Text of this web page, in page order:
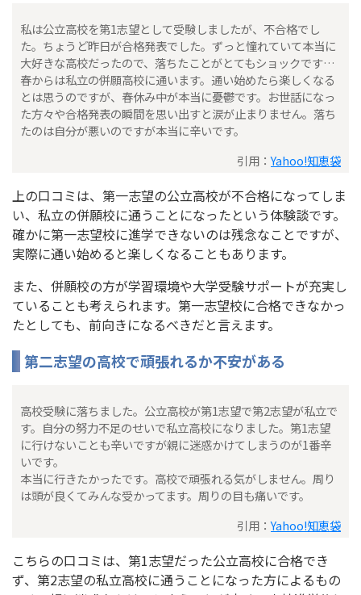
私は公立高校を第1志望として受験しましたが、不合格でし
た。ちょうど昨日が合格発表でした。ずっと憧れていて本当に
大好きな高校だったので、落ちたことがとてもショックです…
春からは私立の併願高校に通います。通い始めたら楽しくなる
とは思うのですが、春休み中が本当に憂鬱です。お世話になっ
た方々や合格発表の瞬間を思い出すと涙が止まりません。落ち
たのは自分が悪いのですが本当に辛いです。
引用：Yahoo!知恵袋
上の口コミは、第一志望の公立高校が不合格になってしま
い、私立の併願校に通うことになったという体験談です。
確かに第一志望校に進学できないのは残念なことですが、
実際に通い始めると楽しくなることもあります。
また、併願校の方が学習環境や大学受験サポートが充実し
ていることも考えられます。第一志望校に合格できなかっ
たとしても、前向きになるべきだと言えます。
第二志望の高校で頑張れるか不安がある
高校受験に落ちました。公立高校が第1志望で第2志望が私立で
す。自分の努力不足のせいで私立高校になりました。第1志望
に行けないことも辛いですが親に迷惑かけてしまうのが1番辛
いです。
本当に行きたかったです。高校で頑張れる気がしません。周り
は頭が良くてみんな受かってます。周りの目も痛いです。
引用：Yahoo!知恵袋
こちらの口コミは、第1志望だった公立高校に合格でき
ず、第2志望の私立高校に通うことになった方によるもの